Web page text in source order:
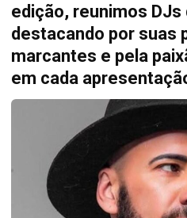
edição, reunimos DJs
destacando por suas
marcantes e pela
em cada